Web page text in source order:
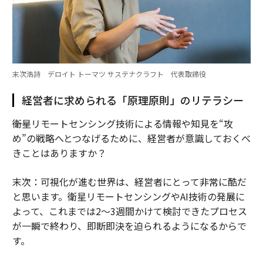
末次浩詩 デロイト トーマツ サステナクラフト 代表取締役
経営者に求められる「原理原則」のリテラシー
――衛星リモートセンシング技術による情報や知見を“攻
め”の戦略へとつなげるために、経営者が意識しておくべ
きことはありますか？
末次：可視化が進む世界は、経営者にとって非常に酷だ
と思います。衛星リモートセンシングやAI技術の発展に
よって、これまでは2〜3週間かけて検討できたプロセス
が一瞬で終わり、即断即決を迫られるようになるからで
す。